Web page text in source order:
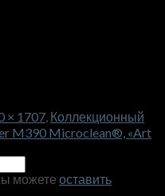
× 1707, Коллекционный
M390 Microclean®, «Art
можете оставить